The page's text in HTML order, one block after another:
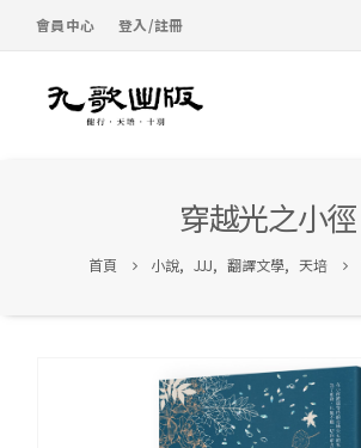
會員中心 登入/註冊
穿越光之小徑
首頁 小說, JJJ, 翻譯文學, 天培